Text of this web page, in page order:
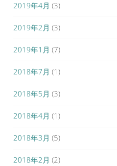
2019年4月 (3)
2019年2月 (3)
2019年1月 (7)
2018年7月 (1)
2018年5月 (3)
2018年4月 (1)
2018年3月 (5)
2018年2月 (2)